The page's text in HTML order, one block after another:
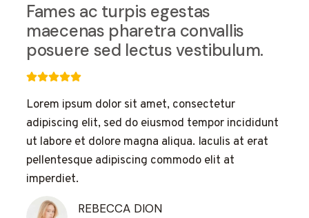
Fames ac turpis egestas
maecenas pharetra convallis
posuere sed lectus vestibulum.
Lorem ipsum dolor sit amet, consectetur
adipiscing elit, sed do eiusmod tempor incididunt
ut labore et dolore magna aliqua. Iaculis at erat
pellentesque adipiscing commodo elit at
imperdiet.
REBECCA DION